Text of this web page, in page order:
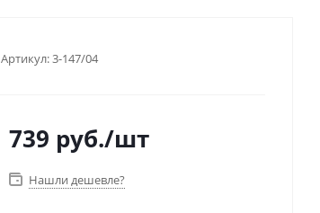
Артикул:3-147/04
739 руб./шт
Нашли дешевле?